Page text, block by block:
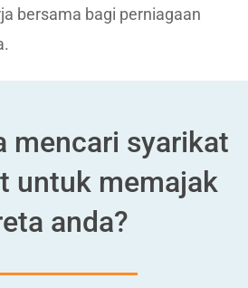
bersama bagi perniagaan
mencari syarikat
untuk memajak
anda?